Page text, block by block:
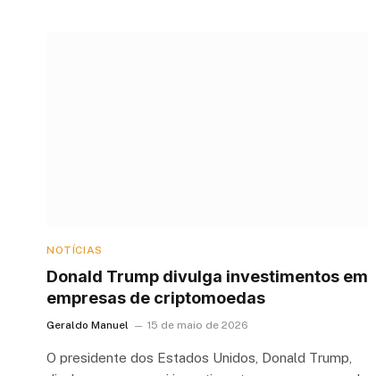
NOTÍCIAS
Donald Trump divulga investimentos em
empresas de criptomoedas
Geraldo Manuel 15 de maio de 2026
O presidente dos Estados Unidos, Donald Trump,